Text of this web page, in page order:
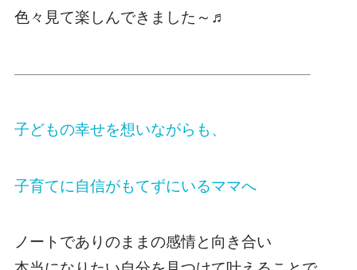
色々見て楽しんできました～♬
———————————————————–
子どもの幸せを想いながらも、
子育てに自信がもてずにいるママへ
ノートでありのままの感情と向き合い